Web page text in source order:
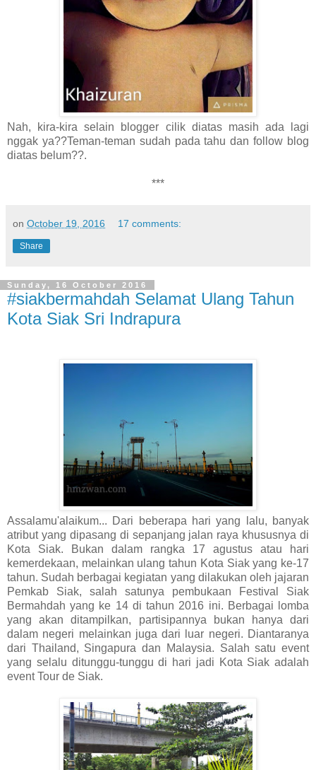
Nah, kira-kira selain blogger cilik diatas masih ada lagi
nggak ya??Teman-teman sudah pada tahu dan follow blog
diatas belum??.
***
on October 19, 2016 17 comments:
Share
Sunday, 16 October 2016
#siakbermahdah Selamat Ulang Tahun
Kota Siak Sri Indrapura
Assalamu'alaikum... Dari beberapa hari yang lalu, banyak
atribut yang dipasang di sepanjang jalan raya khususnya di
Kota Siak. Bukan dalam rangka 17 agustus atau hari
kemerdekaan, melainkan ulang tahun Kota Siak yang ke-17
tahun. Sudah berbagai kegiatan yang dilakukan oleh jajaran
Pemkab Siak, salah satunya pembukaan Festival Siak
Bermahdah yang ke 14 di tahun 2016 ini. Berbagai lomba
yang akan ditampilkan, partisipannya bukan hanya dari
dalam negeri melainkan juga dari luar negeri. Diantaranya
dari Thailand, Singapura dan Malaysia. Salah satu event
yang selalu ditunggu-tunggu di hari jadi Kota Siak adalah
event Tour de Siak.